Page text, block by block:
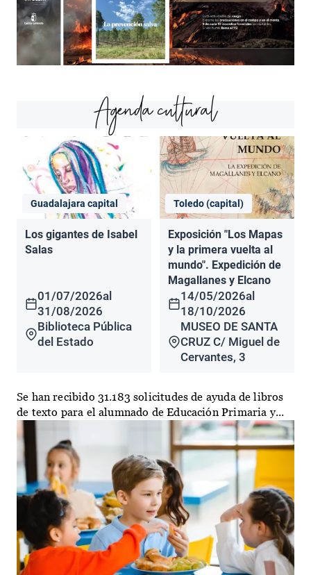
Agenda cultural
Guadalajara capital
Los gigantes de Isabel
Salas
01/07/2026al
31/08/2026
Biblioteca Pública
del Estado
Toledo (capital)
Exposición "Los Mapas
y la primera vuelta al
mundo". Expedición de
Magallanes y Elcano
14/05/2026al
18/10/2026
MUSEO DE SANTA
CRUZ C/ Miguel de
Cervantes, 3
Se han recibido 31.183 solicitudes de ayuda de libros
de texto para el alumnado de Educación Primaria y...